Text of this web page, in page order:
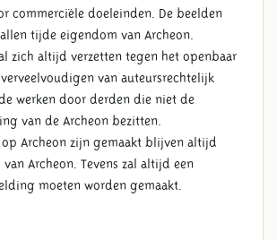
commerciële doeleinden. De beelden
tijde eigendom van Archeon.
zich altijd verzetten tegen het openbaar
van auteursrechtelijk
werken door derden die niet de
van de Archeon bezitten.
op Archeon zijn gemaakt blijven altijd
Archeon. Tevens zal altijd een
moeten worden gemaakt.